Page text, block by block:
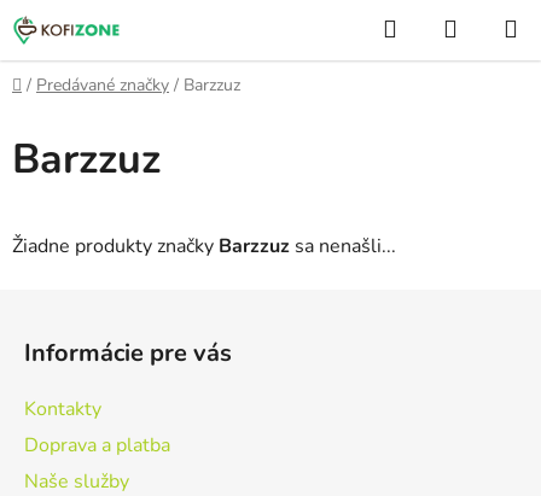
Prejsť
na
obsah
Hľadať
KOŠÍK
Domov
/ Predávané značky / Barzzuz
Barzzuz
Žiadne produkty značky Barzzuz sa nenašli...
Informácie pre vás
Kontakty
Doprava a platba
Naše služby